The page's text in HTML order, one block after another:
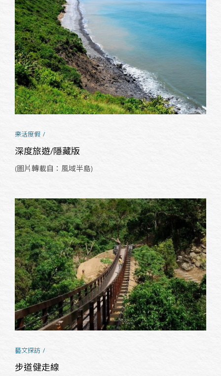
樂活度假
深度旅遊/隱藏版
(圖片轉載自：風域半島)
藝文探訪
步道健走線